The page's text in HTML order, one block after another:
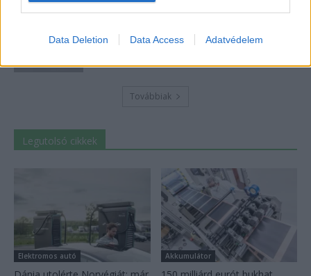
Data Deletion Data Access Adatvédelem
csererekordja
Továbbiak
Legutolsó cikkek
Elektromos autó Akkumulátor